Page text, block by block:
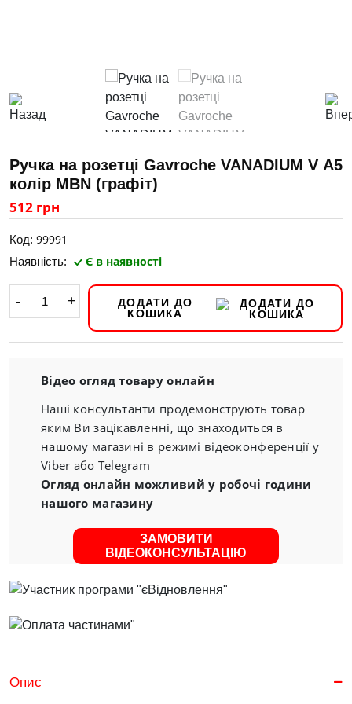
Ручка на розетці Gavroche VANADIUМ V А5
колір MBN (графіт)
512 грн
Код: 99991
Наявність: Є в наявності
- +
ДОДАТИ ДО
КОШИКА
Відео огляд товару онлайн
Наші консультанти продемонструють товар
яким Ви зацікавленні, що знаходиться в
нашому магазині в режимі відеоконференції у
Viber або Telegram
Огляд онлайн можливий у робочі години
нашого магазину
ЗАМОВИТИ
ВІДЕОКОНСУЛЬТАЦІЮ
Опис